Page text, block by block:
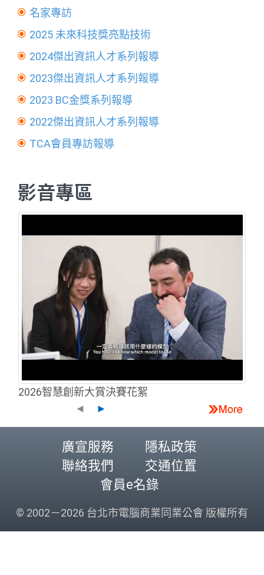
名家專訪
2025 未來科技獎亮點技術
2024傑出資訊人才系列報導
2023傑出資訊人才系列報導
2023 BC金獎系列報導
2022傑出資訊人才系列報導
TCA會員專訪報導
影音專區
2026智慧創新大賞決賽花絮
◄
►
廣宣服務
隱私政策
聯絡我們
交通位置
會員e名錄
© 2002－2026 台北市電腦商業同業公會 版權所有